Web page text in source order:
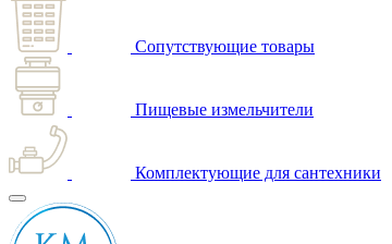
Сопутствующие товары
Пищевые измельчители
Комплектующие для сантехники